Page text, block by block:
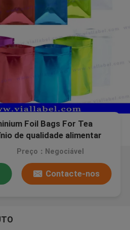
Foil Bags For Tea
de qualidade alimentar
Preço：Negociável
Contacte-nos